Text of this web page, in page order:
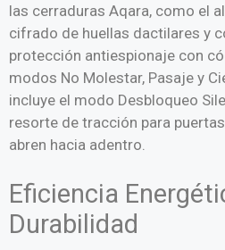
las cerraduras Aqara, como el
cifrado de huellas dactilares y
protección antiespionaje con
modos No Molestar, Pasaje y
incluye el modo Desbloqueo
resorte de tracción para
abren hacia adentro.
Eficiencia
Durabilidad